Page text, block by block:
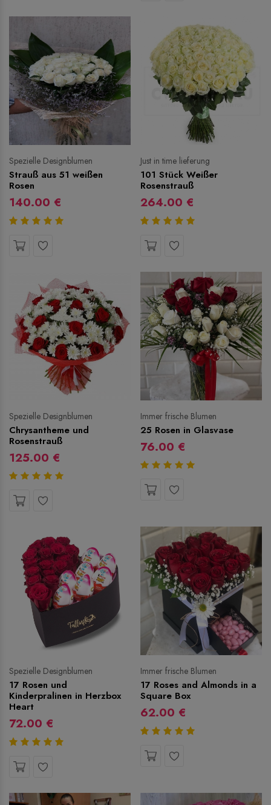
Spezielle Designblumen
Strauß aus 51 weißen
Rosen
140.00 €
Just in time lieferung
101 Stück Weißer
Rosenstrauß
264.00 €
Spezielle Designblumen
Chrysantheme und
Rosenstrauß
125.00 €
Immer frische Blumen
25 Rosen in Glasvase
76.00 €
Spezielle Designblumen
17 Rosen und
Kinderpralinen in Herzbox
Heart
72.00 €
Immer frische Blumen
17 Roses and Almonds in a
Square Box
62.00 €